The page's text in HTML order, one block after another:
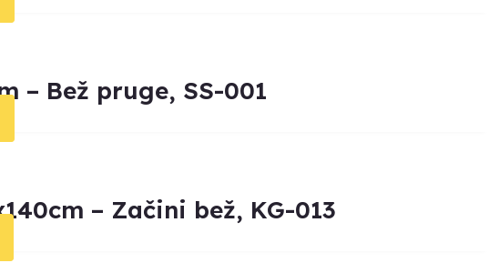
– Bež pruge, SS-001
– Začini bež, KG-013